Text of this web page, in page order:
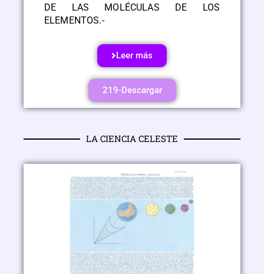
DE LAS MOLÉCULAS DE LOS
ELEMENTOS.-
Leer más
219-Descargar
LA CIENCIA CELESTE